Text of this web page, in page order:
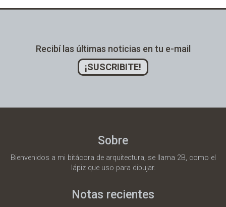
Recibí las últimas noticias en tu e-mail
¡SUSCRIBITE!
Sobre
Bienvenidos a mi bitácora de arquitectura; se llama 2B, como el
lápiz que uso para dibujar.
Notas recientes